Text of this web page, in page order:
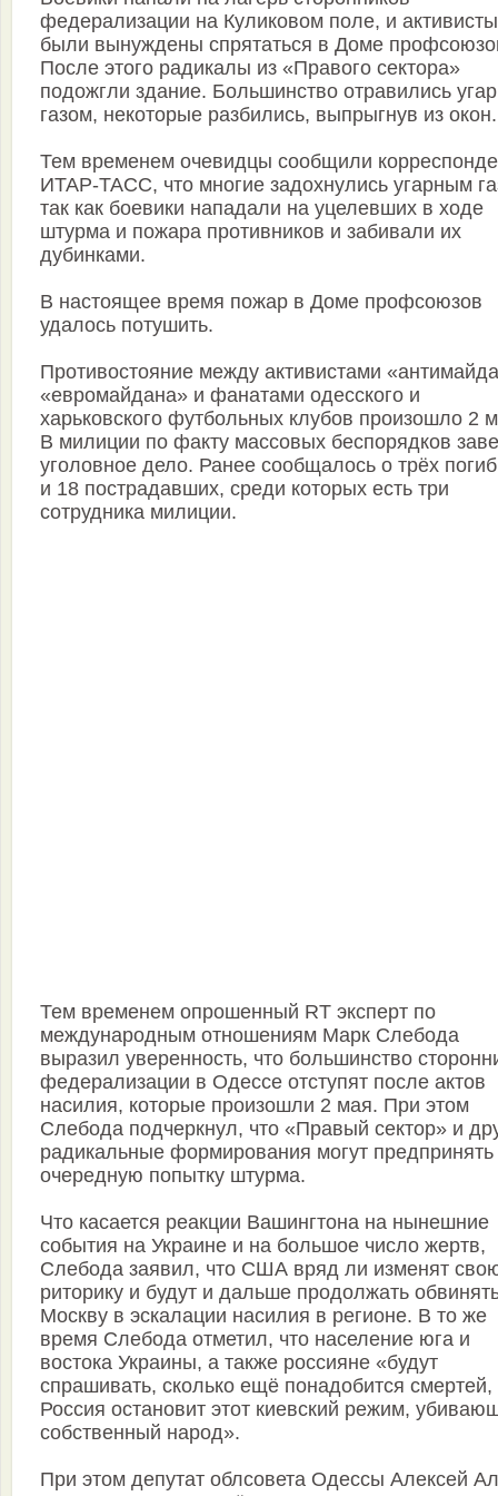
федерализации на Куликовом поле, и активисты
были вынуждены спрятаться в Доме
После этого радикалы из «Правого сектора»
подожгли здание. Большинство отравились
газом, некоторые разбились, выпрыгнув из окон.
Тем временем очевидцы сообщили
ИТАР-ТАСС, что многие задохнулись угарным
так как боевики нападали на уцелевших в ходе
штурма и пожара противников и забивали их
дубинками.
В настоящее время пожар в Доме профсоюзов
удалось потушить.
Противостояние между активистами
«евромайдана» и фанатами одесского и
харьковского футбольных клубов произошло 2
В милиции по факту массовых беспорядков
уголовное дело. Ранее сообщалось о трёх
и 18 пострадавших, среди которых есть три
сотрудника милиции.
Тем временем опрошенный RT эксперт по
международным отношениям Марк Слебода
выразил уверенность, что большинство
федерализации в Одессе отступят после актов
насилия, которые произошли 2 мая. При этом
Слебода подчеркнул, что «Правый сектор» и
радикальные формирования могут предпринять
очередную попытку штурма.
Что касается реакции Вашингтона на нынешние
события на Украине и на большое число жертв,
Слебода заявил, что США вряд ли изменят
риторику и будут и дальше продолжать
Москву в эскалации насилия в регионе. В то же
время Слебода отметил, что население юга и
востока Украины, а также россияне «будут
спрашивать, сколько ещё понадобится смертей,
Россия остановит этот киевский режим,
собственный народ».
При этом депутат облсовета Одессы Алексей